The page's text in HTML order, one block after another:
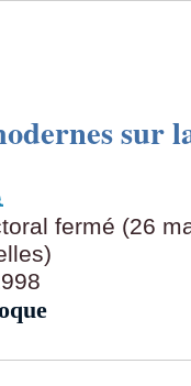
sur
fermé (26